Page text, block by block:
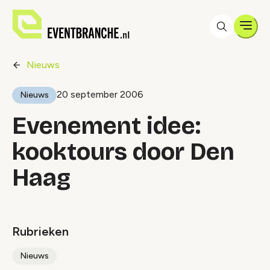
Nieuws
Nieuws 20 september 2006
Evenement idee:
kooktours door Den
Haag
Rubrieken
Nieuws